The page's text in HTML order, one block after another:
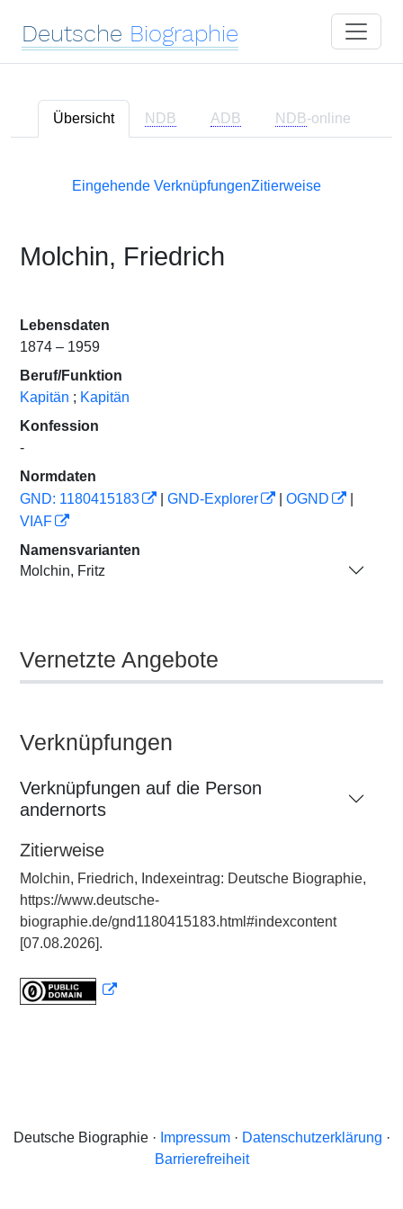
Deutsche Biographie
Übersicht NDB ADB NDB-online
Eingehende VerknüpfungenZitierweise
Molchin, Friedrich
Lebensdaten
1874 – 1959
Beruf/Funktion
Kapitän ; Kapitän
Konfession
-
Normdaten
GND: 1180415183
GND-Explorer OGND
VIAF
Namensvarianten
Molchin, Fritz
Vernetzte Angebote
Verknüpfungen
Verknüpfungen auf die Person
andernorts
Zitierweise
Molchin, Friedrich, Indexeintrag: Deutsche Biographie,
https://www.deutsche-
biographie.de/gnd1180415183.html#indexcontent
[07.08.2026].
Deutsche Biographie · Impressum· Datenschutzerklärung ·
Barrierefreiheit